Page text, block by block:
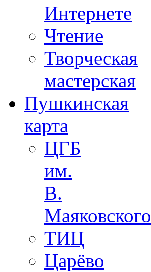
Интернете
Чтение
Творческая
мастерская
Пушкинская
карта
ЦГБ
им.
В.
Маяковского
ТИЦ
Царёво